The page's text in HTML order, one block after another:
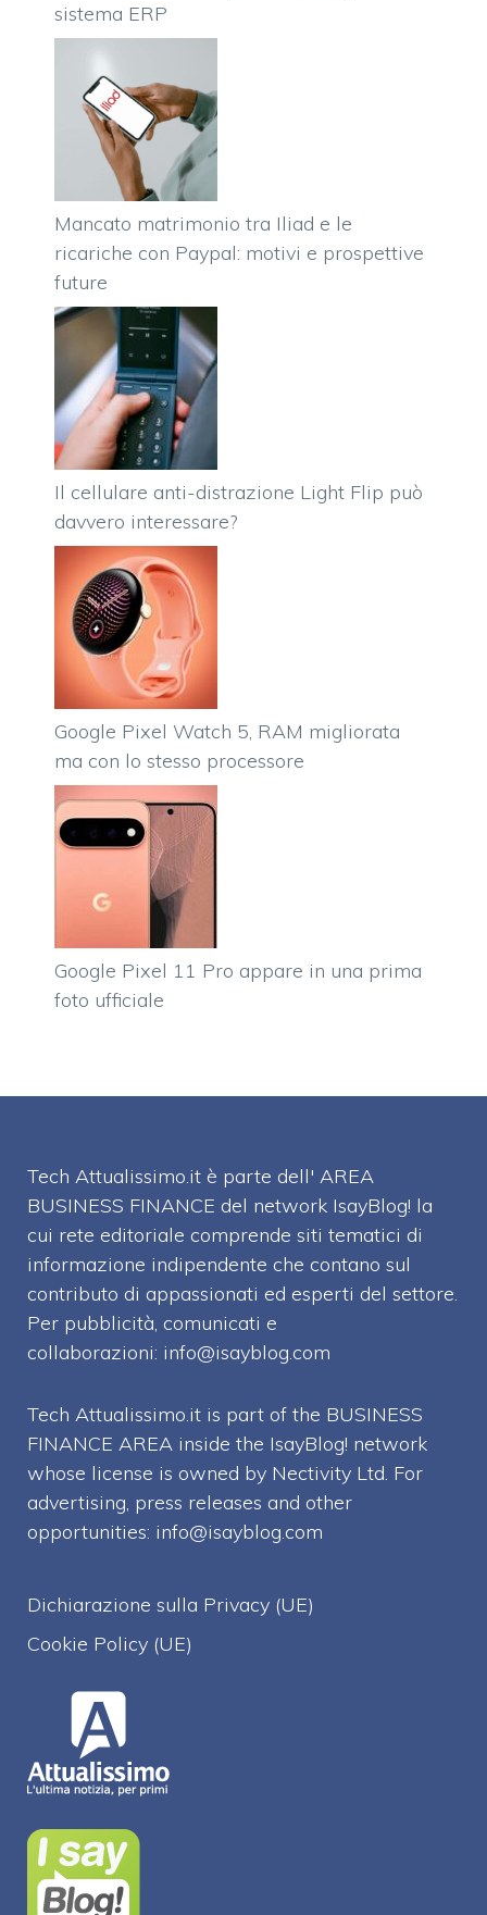
sistema ERP
Mancato matrimonio tra Iliad e le
ricariche con Paypal: motivi e prospettive
future
Il cellulare anti-distrazione Light Flip può
davvero interessare?
Google Pixel Watch 5, RAM migliorata
ma con lo stesso processore
Google Pixel 11 Pro appare in una prima
foto ufficiale
Tech Attualissimo.it è parte dell' AREA
BUSINESS FINANCE del network IsayBlog! la
cui rete editoriale comprende siti tematici di
informazione indipendente che contano sul
contributo di appassionati ed esperti del settore.
Per pubblicità, comunicati e
collaborazioni: info@isayblog.com
Tech Attualissimo.it is part of the BUSINESS
FINANCE AREA inside the IsayBlog! network
whose license is owned by Nectivity Ltd. For
advertising, press releases and other
opportunities: info@isayblog.com
Dichiarazione sulla Privacy (UE)
Cookie Policy (UE)